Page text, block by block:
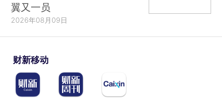
翼又一员
2026年08月09日
财新移动